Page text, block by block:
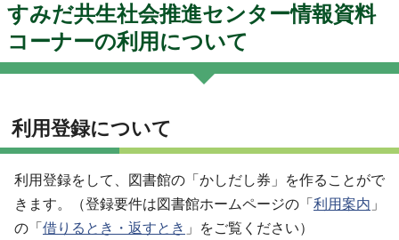
すみだ共生社会推進センター情報資料
コーナーの利用について
利用登録について
利用登録をして、図書館の「かしだし券」を作ることがで
きます。（登録要件は図書館ホームページの「 利用案内 」
の「 借りるとき・返すとき 」をご覧ください）